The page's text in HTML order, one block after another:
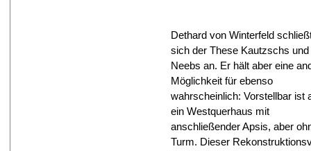
Dethard von Winterfeld
sich der These Kautzschs und
Neebs an. Er hält aber eine
Möglichkeit für ebenso
wahrscheinlich: Vorstellbar ist
ein Westquerhaus mit
anschließender Apsis, aber
Turm. Dieser